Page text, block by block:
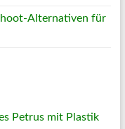
Alternativen für
Petrus mit Plastik